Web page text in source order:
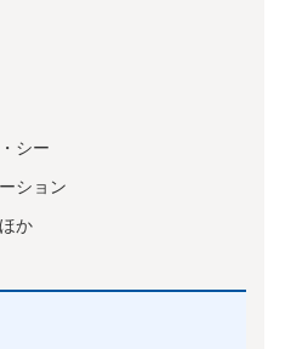
シー
ション
か